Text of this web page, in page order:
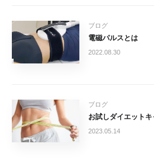
ブログ
電磁パルスとは
2022.08.30
ブログ
お試しダイエット
2023.05.14